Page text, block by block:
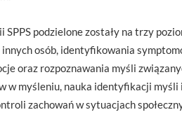
podzielone zostały na trzy
osób, identyfikowania
oraz rozpoznawania myśli
w myśleniu, nauka identyfikacji myśli
zachowań w sytuacjach